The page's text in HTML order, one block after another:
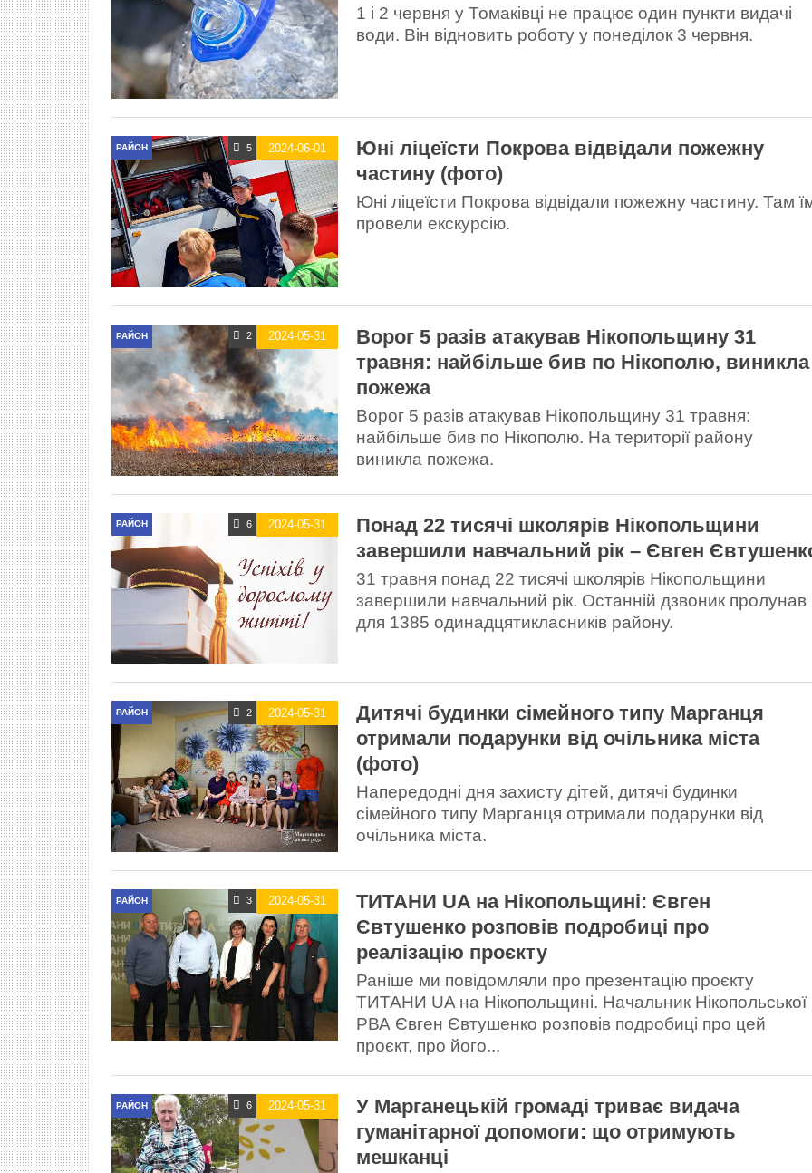
1 і 2 червня у Томаківці не працює один пункти видачі
води. Він відновить роботу у понеділок 3 червня.
РАЙОН 2024-06-01
5
Юні ліцеїсти Покрова відвідали пожежну
частину (фото)
Юні ліцеїсти Покрова відвідали пожежну частину. Там
провели екскурсію.
РАЙОН 2024-05-31
2
Ворог 5 разів атакував Нікопольщину 31
травня: найбільше бив по Нікополю, виникла
пожежа
Ворог 5 разів атакував Нікопольщину 31 травня:
найбільше бив по Нікополю. На території району
виникла пожежа.
РАЙОН 2024-05-31
6
Понад 22 тисячі школярів Нікопольщини
завершили навчальний рік – Євген
31 травня понад 22 тисячі школярів Нікопольщини
завершили навчальний рік. Останній дзвоник пролунав
для 1385 одинадцятикласників району.
РАЙОН 2024-05-31
2
Дитячі будинки сімейного типу Марганця
отримали подарунки від очільника міста
(фото)
Напередодні дня захисту дітей, дитячі будинки
сімейного типу Марганця отримали подарунки від
очільника міста.
РАЙОН 2024-05-31
3
ТИТАНИ UA на Нікопольщині: Євген
Євтушенко розповів подробиці про
реалізацію проєкту
Раніше ми повідомляли про презентацію проєкту
ТИТАНИ UA на Нікопольщині. Начальник Нікопольської
РВА Євген Євтушенко розповів подробиці про цей
проєкт, про його...
РАЙОН 2024-05-31
6
У Марганецькій громаді триває видача
гуманітарної допомоги: що отримують
мешканці